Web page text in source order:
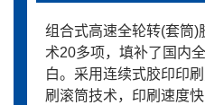
组合式高速全轮转(套筒)
术20多项，填补了国内
白。采用连续式胶印印
刷滚筒技术，印刷速度